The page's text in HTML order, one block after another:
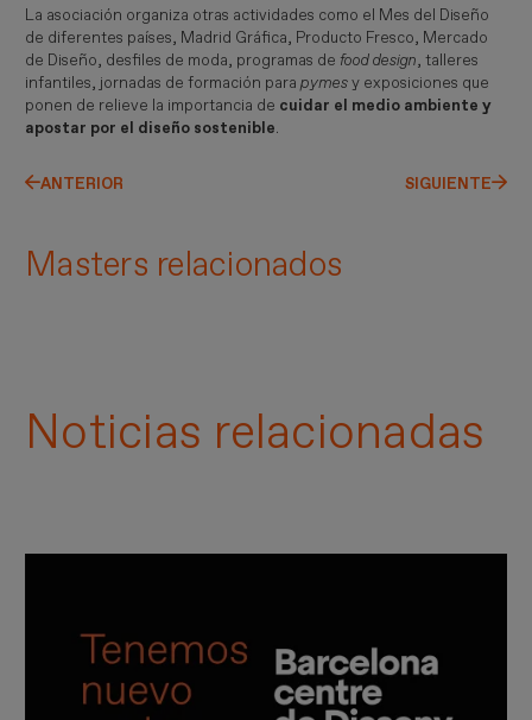
La asociación organiza otras actividades como el Mes del Diseño
de diferentes países, Madrid Gráfica, Producto Fresco, Mercado
de Diseño, desfiles de moda, programas de food design, talleres
infantiles, jornadas de formación parapymesy exposiciones que
ponen de relieve la importancia de cuidar el medio ambiente y
apostar por el diseño sostenible.
ANTERIOR SIGUIENTE
Masters relacionados
Noticias relacionadas